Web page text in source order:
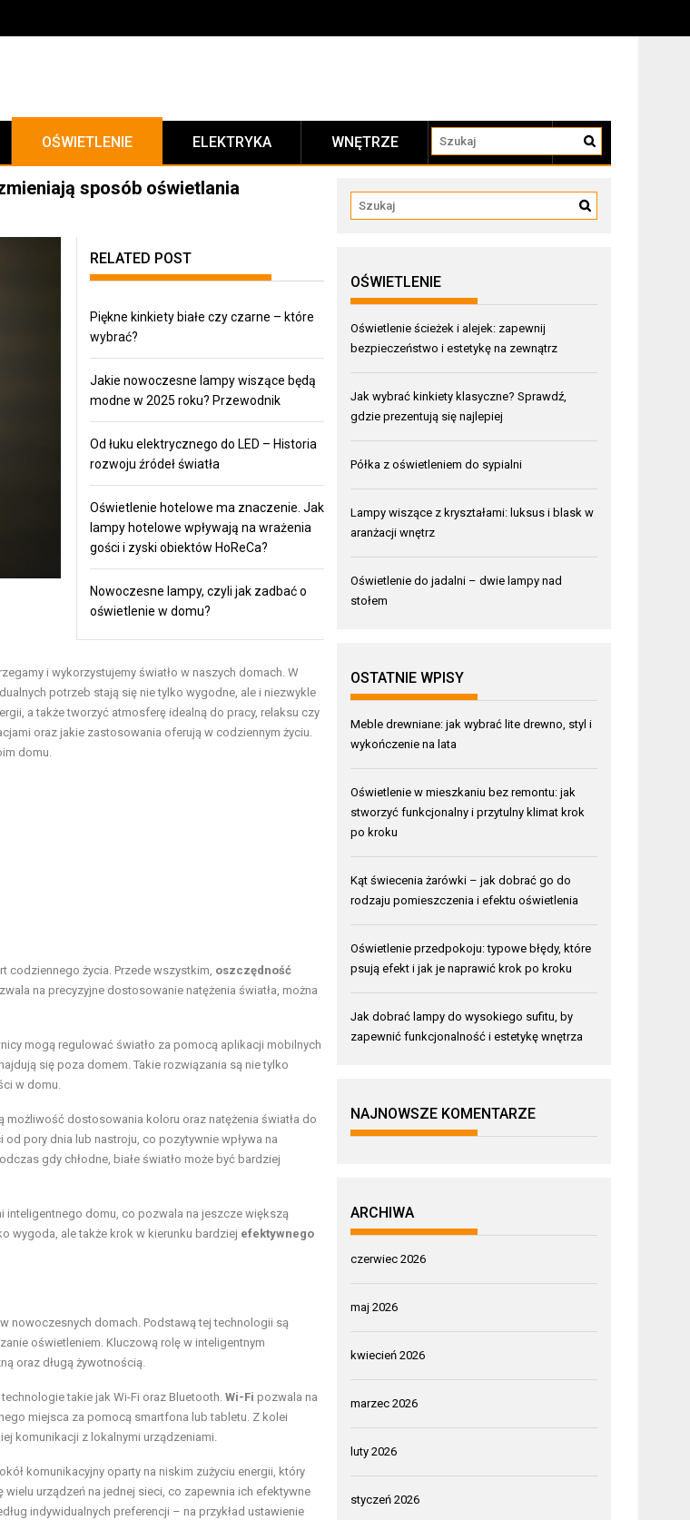
i przytulny klimat krok po kroku
OŚWIETLENIE ELEKTRYKA WNĘTRZE KONTAKT
sposób oświetlania
RELATED POST
Piękne kinkiety białe czy czarne – które
wybrać?
Jakie nowoczesne lampy wiszące będą
modne w 2025 roku? Przewodnik
Od łuku elektrycznego do LED – Historia
rozwoju źródeł światła
Oświetlenie hotelowe ma znaczenie. Jak
lampy hotelowe wpływają na wrażenia
gości i zyski obiektów HoReCa?
Nowoczesne lampy, czyli jak zadbać o
oświetlenie w domu?
i wykorzystujemy światło w naszych domach. W
potrzeb stają się nie tylko wygodne, ale i niezwykle
a także tworzyć atmosferę idealną do pracy, relaksu czy
oraz jakie zastosowania oferują w codziennym życiu.
domu.
codziennego życia. Przede wszystkim, oszczędność
na precyzyjne dostosowanie natężenia światła, można
mogą regulować światło za pomocą aplikacji mobilnych
się poza domem. Takie rozwiązania są nie tylko
w domu.
dostosowania koloru oraz natężenia światła do
pory dnia lub nastroju, co pozytywnie wpływa na
gdy chłodne, białe światło może być bardziej
inteligentnego domu, co pozwala na jeszcze większą
wygoda, ale także krok w kierunku bardziej efektywnego
nowoczesnych domach. Podstawą tej technologii są
oświetleniem. Kluczową rolę w inteligentnym
oraz długą żywotnością.
takie jak Wi-Fi oraz Bluetooth. Wi-Fi pozwala na
miejsca za pomocą smartfona lub tabletu. Z kolei
komunikacji z lokalnymi urządzeniami.
komunikacyjny oparty na niskim zużyciu energii, który
urządzeń na jednej sieci, co zapewnia ich efektywne
indywidualnych preferencji – na przykład ustawienie
OŚWIETLENIE
Oświetlenie ścieżek i alejek: zapewnij
bezpieczeństwo i estetykę na zewnątrz
Jak wybrać kinkiety klasyczne? Sprawdź,
gdzie prezentują się najlepiej
Półka z oświetleniem do sypialni
Lampy wiszące z kryształami: luksus i blask w
aranżacji wnętrz
Oświetlenie do jadalni – dwie lampy nad
stołem
OSTATNIE WPISY
Meble drewniane: jak wybrać lite drewno, styl i
wykończenie na lata
Oświetlenie w mieszkaniu bez remontu: jak
stworzyć funkcjonalny i przytulny klimat krok
po kroku
Kąt świecenia żarówki – jak dobrać go do
rodzaju pomieszczenia i efektu oświetlenia
Oświetlenie przedpokoju: typowe błędy, które
psują efekt i jak je naprawić krok po kroku
Jak dobrać lampy do wysokiego sufitu, by
zapewnić funkcjonalność i estetykę wnętrza
NAJNOWSZE KOMENTARZE
ARCHIWA
czerwiec 2026
maj 2026
kwiecień 2026
marzec 2026
luty 2026
styczeń 2026